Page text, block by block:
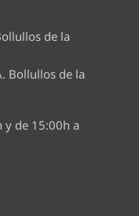
de la
Bollullos de la
y de 15:00h a